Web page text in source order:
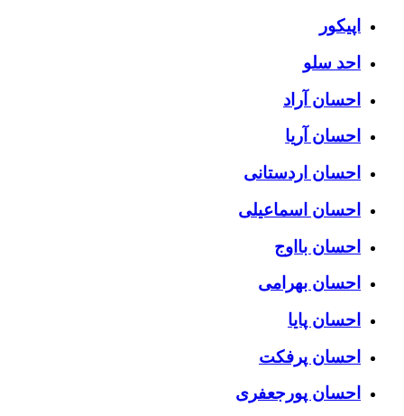
اپیکور
احد سلو
احسان آراد
احسان آریا
احسان اردستانی
احسان اسماعیلی
احسان بااوج
احسان بهرامی
احسان پایا
احسان پرفکت
احسان پورجعفری